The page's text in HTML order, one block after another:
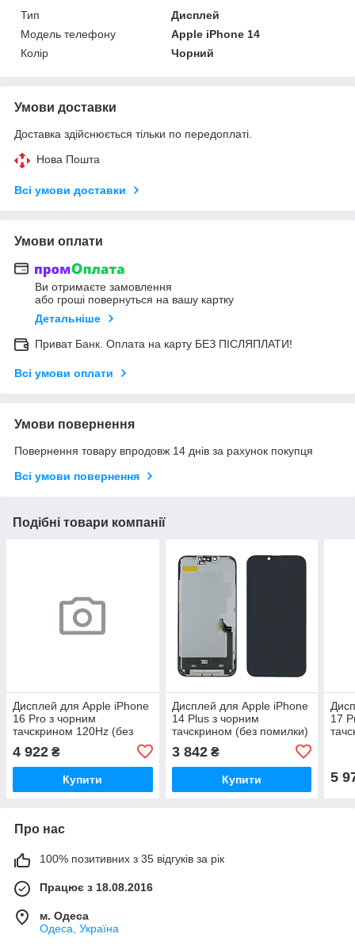
Тип
Дисплей
Модель телефону
Apple iPhone 14
Колір
Чорний
Умови доставки
Доставка здійснюється тільки по передоплаті.
Нова Пошта
Всі умови доставки
Умови оплати
Ви отримаєте замовлення
або гроші повернуться на вашу картку
Детальніше
Приват Банк. Оплата на карту БЕЗ ПІСЛЯПЛАТИ!
Всі умови оплати
Умови повернення
Повернення товару впродовж 14 днів за рахунок покупця
Всі умови повернення
Подібні товари компанії
Дисплей для Apple iPhone
16 Pro з чорним
тачскрином 120Hz (без
4 922 ₴
Купити
Дисплей для Apple iPhone
14 Plus з чорним
тачскрином (без помилки)
3 842₴
Купити
17
5
Про нас
100% позитивних з 35 відгуків за рік
Працює з 18.08.2016
м. Одеса
Одеса, Україна